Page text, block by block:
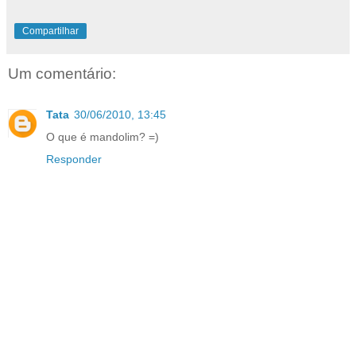
Compartilhar
Um comentário:
Tata 30/06/2010, 13:45
O que é mandolim? =)
Responder